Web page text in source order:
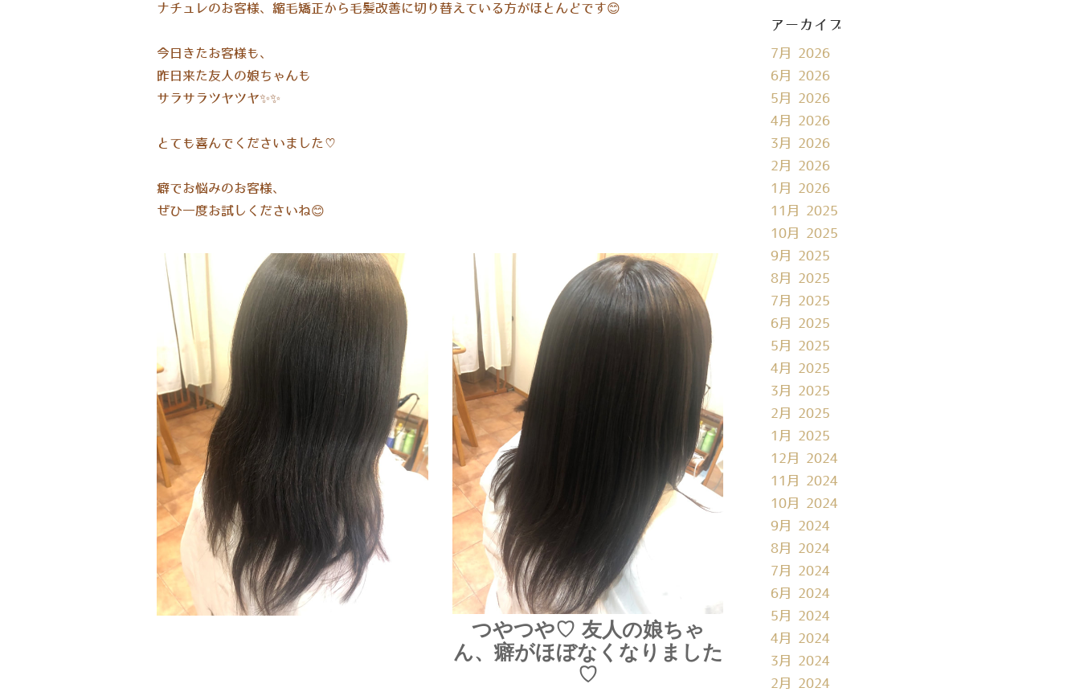
ナチュレのお客様、縮毛矯正から毛髪改善に切り替えている方がほとんどです😊
今日きたお客様も、
昨日来た友人の娘ちゃんも
サラサラツヤツヤ✨✨
とても喜んでくださいました♡
癖でお悩みのお客様、
ぜひ一度お試しくださいね😊
つやつや♡ 友人の娘ちゃ
ん、癖がほぼなくなりました
♡
アーカイブ
7月 2026
6月 2026
5月 2026
4月 2026
3月 2026
2月 2026
1月 2026
11月 2025
10月 2025
9月 2025
8月 2025
7月 2025
6月 2025
5月 2025
4月 2025
3月 2025
2月 2025
1月 2025
12月 2024
11月 2024
10月 2024
9月 2024
8月 2024
7月 2024
6月 2024
5月 2024
4月 2024
3月 2024
2月 2024